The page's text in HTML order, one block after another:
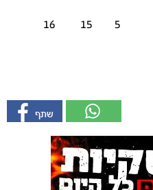
5
15
16